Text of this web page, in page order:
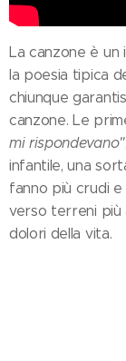
La canzone è un
la poesia tipica
chiunque
canzone. Le
mi rispondevano"
infantile, una
fanno più crudi
verso terreni più
dolori della vita.